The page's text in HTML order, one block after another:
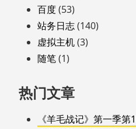
百度(53)
站务日志(140)
虚拟主机(3)
随笔(1)
热门文章
《羊毛战记》第一季